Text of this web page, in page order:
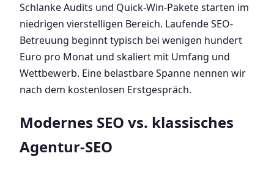
Schlanke Audits und Quick-Win-Pakete starten im
niedrigen vierstelligen Bereich. Laufende SEO-
Betreuung beginnt typisch bei wenigen hundert
Euro pro Monat und skaliert mit Umfang und
Wettbewerb. Eine belastbare Spanne nennen wir
nach dem kostenlosen Erstgespräch.
Modernes SEO vs. klassisches
Agentur-SEO